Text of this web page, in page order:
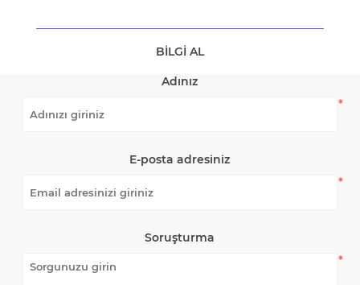
BILGI AL
Adınız
*
E-posta adresiniz
*
Soruşturma
*